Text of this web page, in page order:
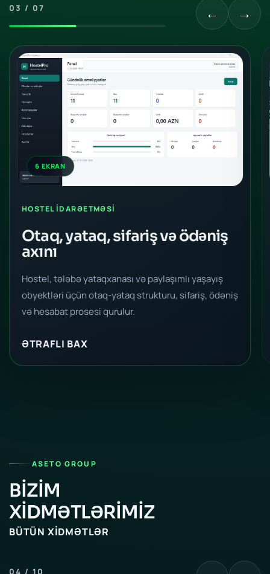
03 / 07 ← →
6 EKRAN
HOSTEL IDARƏETMƏSI
Otaq, yataq, sifariş və ödəniş
axını
Hostel, tələbə yataqxanası və paylaşımlı yaşayış
obyektləri üçün otaq-yataq strukturu, sifariş, ödəniş
və hesabat prosesi qurulur.
ƏTRAFLI BAX
ASETO GROUP
BİZİM
XİDMƏTLƏRİMİZ
BÜTÜN XIDMƏTLƏR
04 / 10